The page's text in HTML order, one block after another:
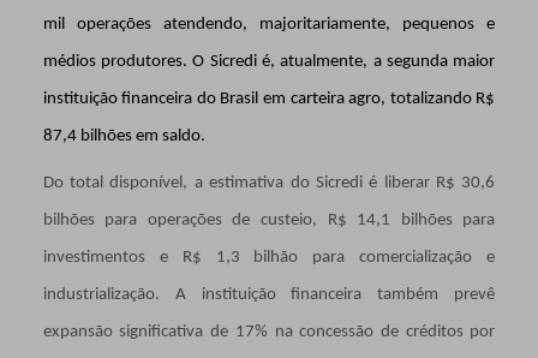
mil operações atendendo, majoritariamente, pequenos e
médios produtores. O Sicredi é, atualmente, a segunda maior
instituição financeira do Brasil em carteira agro, totalizando R$
87,4 bilhões em saldo.
Do total disponível, a estimativa do Sicredi é liberar R$ 30,6
bilhões para operações de custeio, R$ 14,1 bilhões para
investimentos e R$ 1,3 bilhão para comercialização e
industrialização. A instituição financeira também prevê
expansão significativa de 17% na concessão de créditos por